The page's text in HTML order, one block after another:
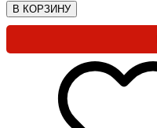
В КОРЗИНУ